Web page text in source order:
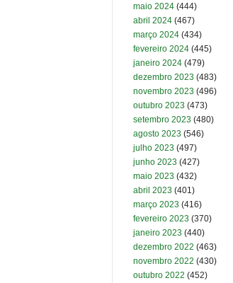
maio 2024 (444)
abril 2024 (467)
março 2024 (434)
fevereiro 2024 (445)
janeiro 2024 (479)
dezembro 2023 (483)
novembro 2023 (496)
outubro 2023 (473)
setembro 2023 (480)
agosto 2023 (546)
julho 2023 (497)
junho 2023 (427)
maio 2023 (432)
abril 2023 (401)
março 2023 (416)
fevereiro 2023 (370)
janeiro 2023 (440)
dezembro 2022 (463)
novembro 2022 (430)
outubro 2022 (452)